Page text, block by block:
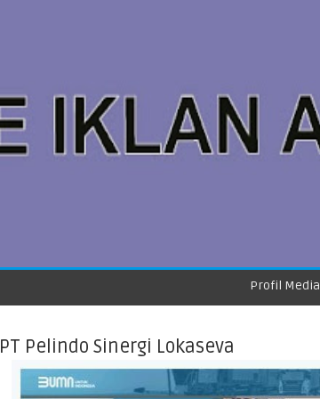
Profil Media
PT Pelindo Sinergi Lokaseva